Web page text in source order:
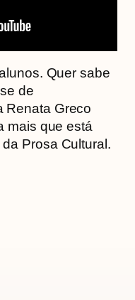
Quer sabe
de
Renata Greco
mais que está
Prosa Cultural.